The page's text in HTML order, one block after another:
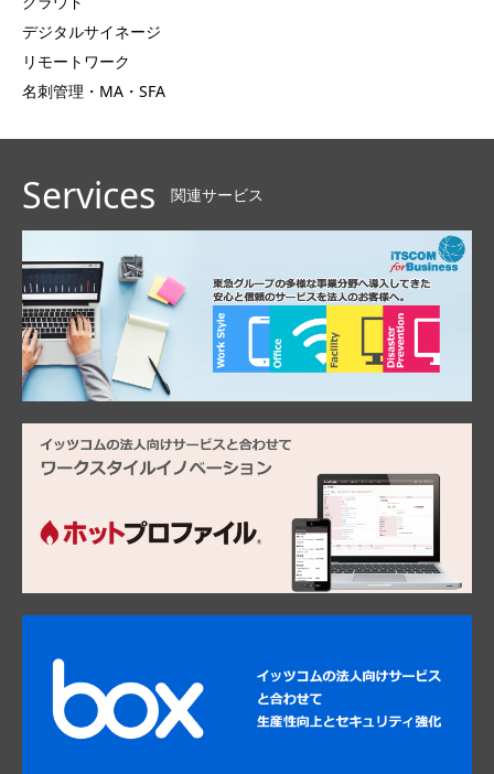
デジタルサイネージ
リモートワーク
名刺管理・MA・SFA
Services 関連サービス